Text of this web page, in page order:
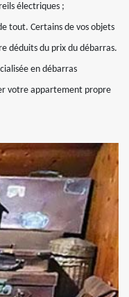
électriques ;
tout. Certains de vos objets
déduits du prix du débarras.
en débarras
votre appartement propre